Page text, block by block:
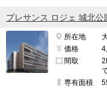
付近の幹線道路は夕
特にJRの高架下の道
阪急の高架化が計画
プレサンス ロジェ 城北公
所在地
価格
間取
専有面積